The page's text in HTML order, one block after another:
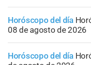
Horóscopo del día
08 de agosto de 2026
Horóscopo del día